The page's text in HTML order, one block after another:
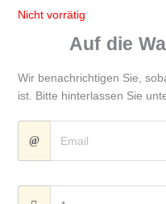
Nicht vorrätig
Auf die
Wir benachrichtigen Sie,
ist. Bitte hinterlassen Sie